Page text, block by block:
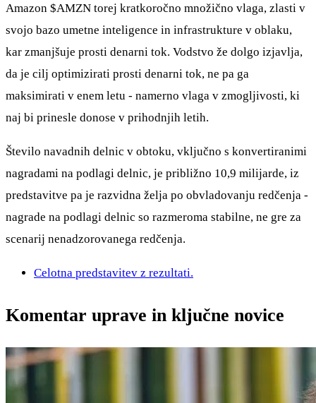
Amazon $AMZN torej kratkoročno množično vlaga, zlasti v
svojo bazo umetne inteligence in infrastrukture v oblaku,
kar zmanjšuje prosti denarni tok. Vodstvo že dolgo izjavlja,
da je cilj optimizirati prosti denarni tok, ne pa ga
maksimirati v enem letu - namerno vlaga v zmogljivosti, ki
naj bi prinesle donose v prihodnjih letih.
Število navadnih delnic v obtoku, vključno s konvertiranimi
nagradami na podlagi delnic, je približno 10,9 milijarde, iz
predstavitve pa je razvidna želja po obvladovanju redčenja -
nagrade na podlagi delnic so razmeroma stabilne, ne gre za
scenarij nenadzorovanega redčenja.
Celotna predstavitev z rezultati.
Komentar uprave in ključne novice